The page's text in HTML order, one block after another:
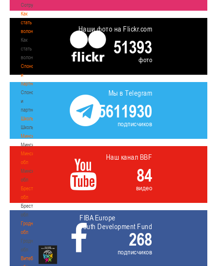
Сотрудничество
Как
стать
волонтером
Как
стать
волонтером
Спонсоры
и
партнеры
Спонсоры
и
партнеры
Школы
Школы
Минск
Минск
Минская
обл
Минская
обл
Брестская
обл
Брестская
обл
Гродненская
обл
Гродненская
обл
Витебская
Наши фото на Flickr.com
51393
фото
Мы в Telegram
5611930
подписчиков
Наш канал BBF
84
видео
FIBA Europe
Youth Development Fund
268
подписчиков